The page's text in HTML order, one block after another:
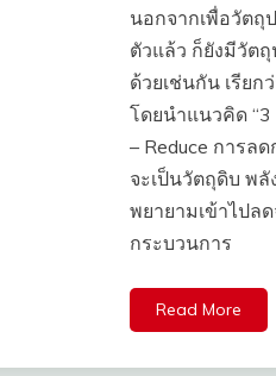
นอกจากเพื่อวัตถุ
ตัวแล้ว ก็ยังมีวัต
ด้วยเช่นกัน เรียก
โดยนำแนวคิด “3
– Reduce การล
จะเป็นวัตถุดิบ พลั
พยายามเข้าไปล
กระบวนการ
Read More